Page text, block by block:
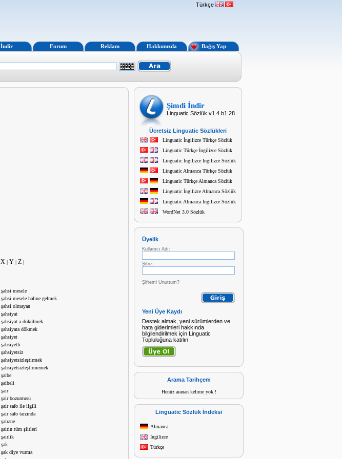
Türkçe
İndir Forum Reklam Hakkımızda Bağış Yap
X | Y | Z |
şahsi mesele
şahsi mesele haline gelmek
şahsi olmayan
şahsiyat
şahsiyat a dökülmek
şahsiyata dökmek
şahsiyet
şahsiyetli
şahsiyetsiz
şahsiyetsizleştirmek
şahsiyetsizleştirmemek
şaibe
şaibeli
şair
şair bozuntusu
şair safo ile ilgili
şair safo tarzında
şairane
şairin tüm şiirleri
şairlik
şak
şak diye vurma
Şimdi İndir
Linguatic Sözlük v1.4 b1.28
Ücretsiz Linguatic Sözlükleri
Linguatic İngilizce Türkçe Sözlük
Linguatic Türkçe İngilizce Sözlük
Linguatic İngilizce İngilizce Sözlük
Linguatic Almanca Türkçe Sözlük
Linguatic Türkçe Almanca Sözlük
Linguatic İngilizce Almanca Sözlük
Linguatic Almanca İngilizce Sözlük
WordNet 3.0 Sözlük
Üyelik
Kullanıcı Adı:
Şifre:
Şifremi Unuttum?
Yeni Üye Kaydı
Destek almak, yeni sürümlerden ve
hata giderimleri hakkında
bilgilendirilmek için Linguatic
Topluluğuna katılın
Arama Tarihçem
Henüz aranan kelime yok !
Linguatic Sözlük İndeksi
Almanca
İngilizce
Türkçe